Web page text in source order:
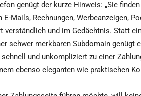
genügt der kurze Hinweis: „Sie
E-Mails, Rechnungen, Werbeanzeigen,
verständlich und im Gedächtnis. Statt
schwer merkbaren Subdomain genügt
schnell und unkompliziert zu einer
ebenso eleganten wie praktischen